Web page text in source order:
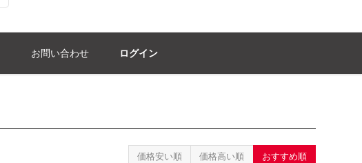
お問い合わせ ログイン
価格安い順 価格高い順 おすすめ順